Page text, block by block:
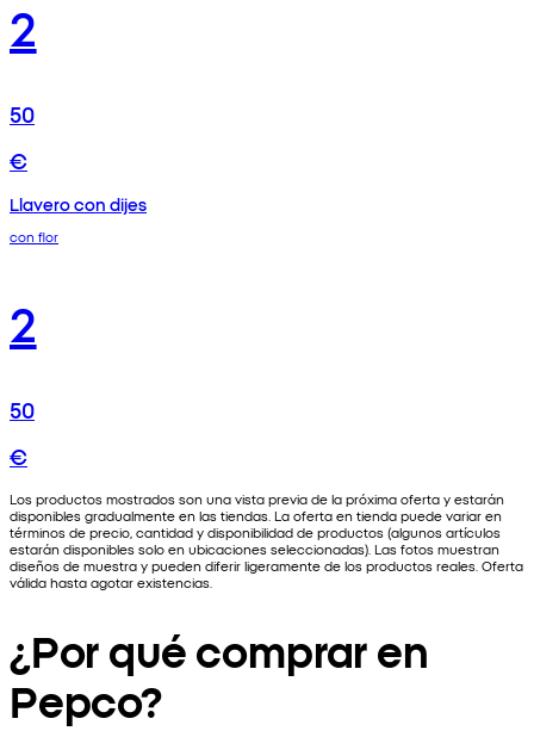
2
50
€
Llavero con dijes
con flor
2
50
€
Los productos mostrados son una vista previa de la próxima oferta y estarán
disponibles gradualmente en las tiendas. La oferta en tienda puede variar en
términos de precio, cantidad y disponibilidad de productos (algunos artículos
estarán disponibles solo en ubicaciones seleccionadas). Las fotos muestran
diseños de muestra y pueden diferir ligeramente de los productos reales. Oferta
válida hasta agotar existencias.
¿Por qué comprar en
Pepco?